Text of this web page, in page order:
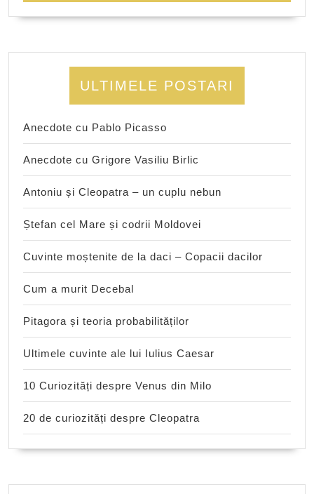
ULTIMELE POSTARI
Anecdote cu Pablo Picasso
Anecdote cu Grigore Vasiliu Birlic
Antoniu și Cleopatra – un cuplu nebun
Ștefan cel Mare și codrii Moldovei
Cuvinte moștenite de la daci – Copacii dacilor
Cum a murit Decebal
Pitagora și teoria probabilităților
Ultimele cuvinte ale lui Iulius Caesar
10 Curiozități despre Venus din Milo
20 de curiozități despre Cleopatra